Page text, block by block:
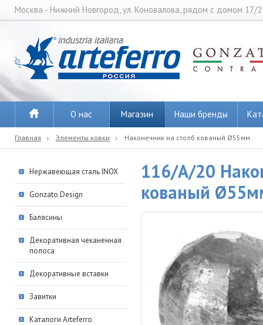
Москва - Нижний Новгород, ул. Коновалова, рядом с домом 17/2
О нас Магазин Наши бренды
Главная Элементы ковки Наконечник на столб кованый Ø55мм
Нержавеющая сталь INOX
Gonzato Design
Балясины
Декоративная чеканенная
полоса
Декоративные вставки
Завитки
Каталоги Arteferro
116/A/20
кованый